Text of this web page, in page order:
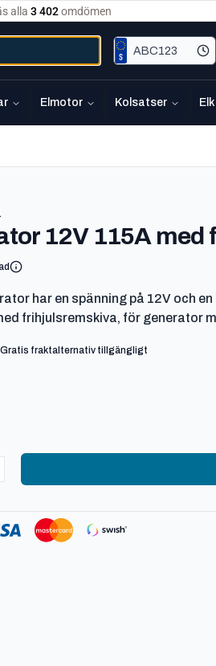
Elmotor Kolsatser
12V 115A
har en spänning på 12V och
frihjulsremskiva, för generator
Gratis fraktalternativ tillgängligt